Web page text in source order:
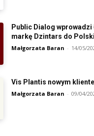
Public Dialog wprowadzi
markę Dzintars do Polski
Małgorzata Baran - 14/05/
Vis Plantis nowym
Małgorzata Baran - 09/04/